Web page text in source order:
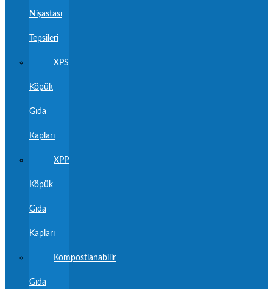
Nişastası
Tepsileri
XPS
Köpük
Gıda
Kapları
XPP
Köpük
Gıda
Kapları
Kompostlanabilir
Gıda